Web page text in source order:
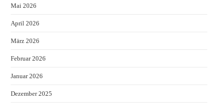
Mai 2026
April 2026
März 2026
Februar 2026
Januar 2026
Dezember 2025